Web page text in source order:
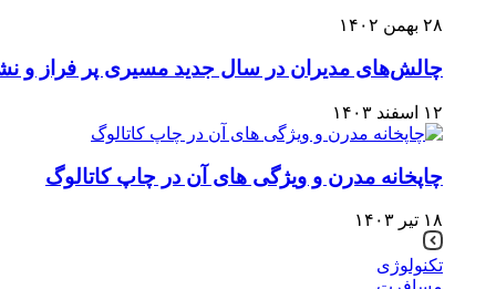
۲۸ بهمن ۱۴۰۲
چالش‌های مدیران در سال جدید مسیری پر فراز و
۱۲ اسفند ۱۴۰۳
چاپخانه مدرن و ویژگی های آن در چاپ کاتالوگ
۱۸ تیر ۱۴۰۳
تکنولوژی